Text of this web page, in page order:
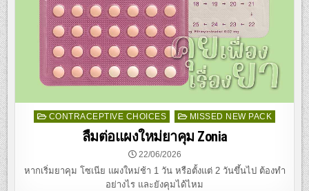
PostedCONTRACEPTIVE CHOICES MISSED NEW PACK
ลืมต่อแผงใหม่ยาคุม Zonia
22/06/2026
หากเริ่มยาคุม โซเนีย แผงใหม่ช้า 1 วัน หรือตั้งแต่ 2 วันขึ้นไป ต้องทำ
อย่างไร และยังคุมได้ไหม